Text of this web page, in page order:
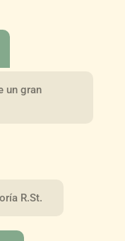
un gran
R.St.